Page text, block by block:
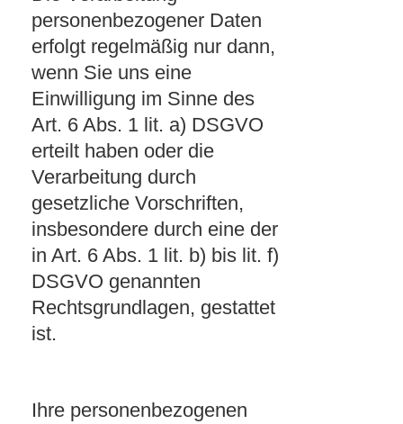
personenbezogener Daten
erfolgt regelmäßig nur dann,
wenn Sie uns eine
Einwilligung im Sinne des
Art. 6 Abs. 1 lit. a) DSGVO
erteilt haben oder die
Verarbeitung durch
gesetzliche Vorschriften,
insbesondere durch eine der
in Art. 6 Abs. 1 lit. b) bis lit. f)
DSGVO genannten
Rechtsgrundlagen, gestattet
ist.
Ihre personenbezogenen